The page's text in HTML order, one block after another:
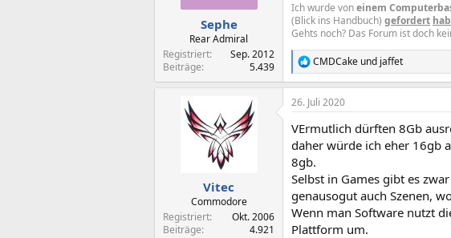
Sephe
Rear Admiral
Registriert
Sep. 2012
Beiträge
5.439
Ich wurde voneinem
(Blick ins Handbuch) gefordert
Gehts noch? Das Forum ist doch
R
e
a
k
i
o
e
n
:
CMDCake und jaffet
Vitec
Commodore
Registriert
Okt. 2006
Beiträge
4.921
26. Juli 2020
VErmutlich dürften 8Gb
daher würde ich eher 16gb
8gb.
Selbst in Games gibt es
genausogut auch Szenen,
Wenn man Software nutzt
Plattform um.